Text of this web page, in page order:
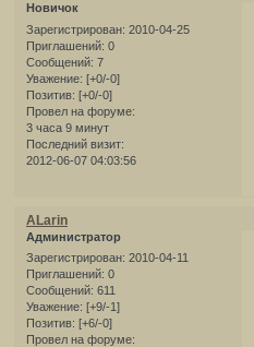
Новичок
Зарегистрирован: 2010-04-25
Приглашений: 0
Сообщений: 7
Уважение: [+0/-0]
Позитив: [+0/-0]
Провел на форуме:
3 часа 9 минут
Последний визит:
2012-06-07 04:03:56
ALarin
Администратор
Зарегистрирован: 2010-04-11
Приглашений: 0
Сообщений: 611
Уважение: [+9/-1]
Позитив: [+6/-0]
Провел на форуме: